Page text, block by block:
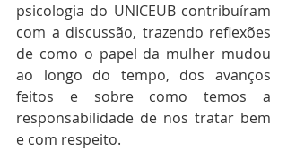
psicologia do UNICEUB contribuíram
com a discussão, trazendo reflexões
de como o papel da mulher mudou
ao longo do tempo, dos avanços
feitos e sobre como temos a
responsabilidade de nos tratar bem
e com respeito.